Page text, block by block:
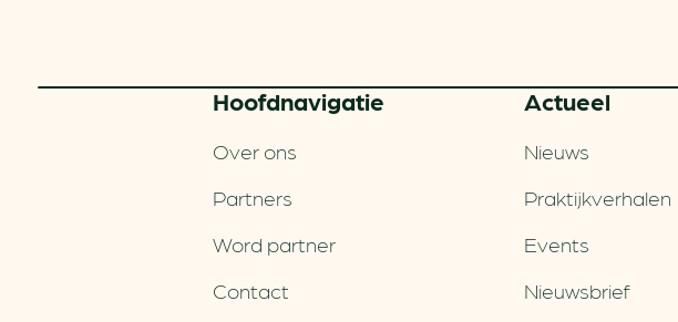
Hoofd­navigatie
Over ons
Partners
Word partner
Contact
Actueel
Nieuws
Praktijkverhalen
Events
Nieuwsbrief